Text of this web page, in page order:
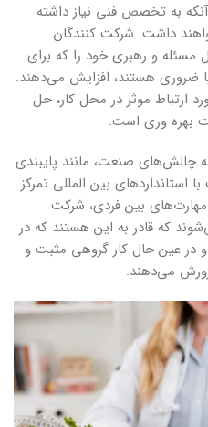
به تخصص فنی نیاز داشته
داشت. شرکت ‌کنندگان
مسئله و رهبری خود را که برای
ضروری هستند، افزایش می‌دهند.
ارتباط موثر در محل کار، حل
بهره وری است.
چالش‌های صنعت، مانند پایبندی
بین ‌المللی تمرکز
مهارت‌های بین فردی، شرکت‌
که قادر به این هستند که در
در عین حال کار گروهی مثبت و
می‌دهند.